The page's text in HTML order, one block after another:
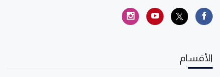
الأقسام